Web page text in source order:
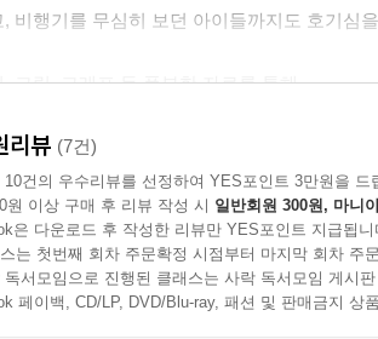
, 비행기를 무심히 보던 아이들까지도 호기심
, 그림, 그래프 등 풍부한 자료를 통해
은 각 챕터마다 다양한 이미지 자료들이 적
거대한 비행기 등 특정한 종류의 비행기를
이 움직이는 구조, 비행기의 방향을 바꿔 주
다. 비행기의 속도와 높이를 비교할 때나 비
의 그림과 그래프는 출판물 외에도 팝아트,
리뷰 (7건)
10건의 우수리뷰를 선정하여 YES포인트 3만원을 드
원 이상 구매 후 리뷰 작성 시 일반회원 300원, 마니
은 다운로드 후 작성한 리뷰만 YES포인트 지급됩니
는 첫번째 회차 주문확정 시점부터 마지막 회차 주
독서모임으로 진행된 클래스는 사락 독서모임 게시
페이백, CD/LP, DVD/Blu-ray, 패션 및 판매금지 상